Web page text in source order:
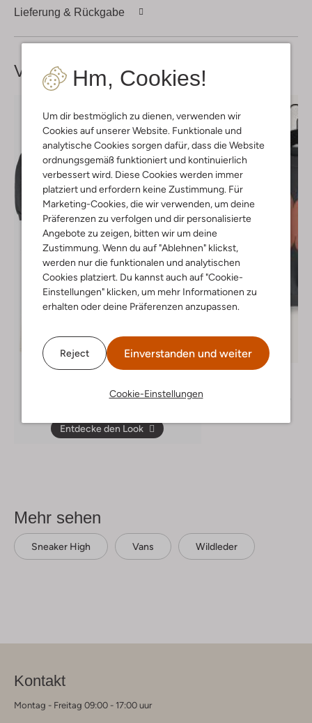
Hm, Cookies!
Um dir bestmöglich zu dienen, verwenden wir
Cookies auf unserer Website. Funktionale und
analytische Cookies sorgen dafür, dass die Website
ordnungsgemäß funktioniert und kontinuierlich
verbessert wird. Diese Cookies werden immer
platziert und erfordern keine Zustimmung. Für
Marketing-Cookies, die wir verwenden, um deine
Präferenzen zu verfolgen und dir personalisierte
Angebote zu zeigen, bitten wir um deine
Zustimmung. Wenn du auf "Ablehnen" klickst,
werden nur die funktionalen und analytischen
Cookies platziert. Du kannst auch auf "Cookie-
Einstellungen" klicken, um mehr Informationen zu
erhalten oder deine Präferenzen anzupassen.
Reject Einverstanden und weiter
Cookie-Einstellungen
Lieferung & Rückgabe
Vervollständige deinenLook
Entdecke den Look
Letzter Artikel
-40%
Mehr sehen
Sneaker High Vans Wildleder
Kontakt
Montag - Freitag 09:00 - 17:00 uur